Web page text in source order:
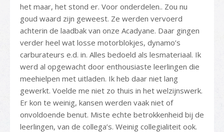
het maar, het stond er. Voor onderdelen.. Zou nu
goud waard zijn geweest. Ze werden vervoerd
achterin de laadbak van onze Acadyane. Daar gingen
verder heel wat losse motorblokjes, dynamo’s
carburateurs e.d. in. Alles bedoeld als lesmateriaal. Ik
werd al opgewacht door enthousiaste leerlingen die
meehielpen met uitladen. Ik heb daar niet lang
gewerkt. Voelde me niet zo thuis in het welzijnswerk.
Er kon te weinig, kansen werden vaak niet of
onvoldoende benut. Miste echte betrokkenheid bij de
leerlingen, van de collega’s. Weinig collegialiteit ook.